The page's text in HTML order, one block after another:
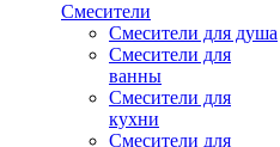
Смесители
Смесители для душа
Смесители для
ванны
Смесители для
кухни
Смесители для